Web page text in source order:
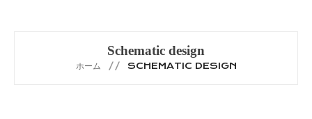
Schematic design
ホーム SCHEMATIC DESIGN